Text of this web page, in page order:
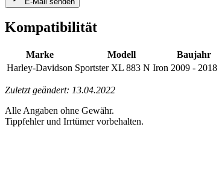
Kompatibilität
Marke Modell Baujahr
Harley-Davidson Sportster XL 883 N Iron 2009 - 2018
Zuletzt geändert: 13.04.2022
Alle Angaben ohne Gewähr.
Tippfehler und Irrtümer vorbehalten.